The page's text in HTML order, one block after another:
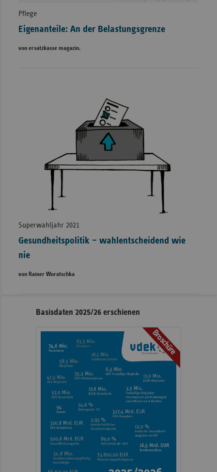
Pflege
Eigenanteile: An der Belastungsgrenze
von ersatzkasse magazin.
Superwahljahr 2021
Gesundheitspolitik – wahlentscheidend wie
nie
von Rainer Woratschka
Seitennavigation
Seitenleiste
Informationen
Basisdaten 2025/26 erschienen
Broschüre